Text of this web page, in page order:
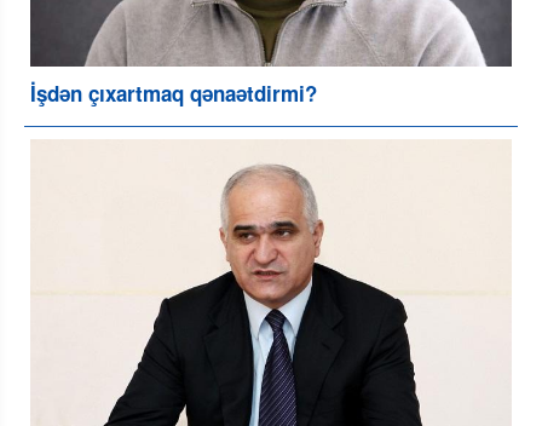
İşdən çıxartmaq qənaətdirmi?